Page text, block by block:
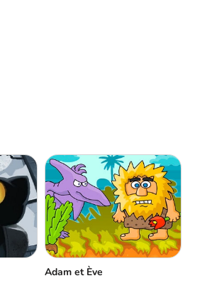
Adam et Ève